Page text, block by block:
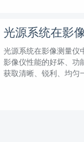
光源系统在影
光源系统在影像测量仪
影像仪性能的好坏、功
获取清晰、锐利、均匀